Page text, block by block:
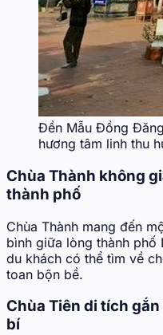
Đền Mẫu Đồng
hương tâm linh thu
Chùa Thành không
thành phố
Chùa Thành mang đến
bình giữa lòng thành phố
du khách có thể tìm về
toan bộn bề.
Chùa Tiên di tích
bí